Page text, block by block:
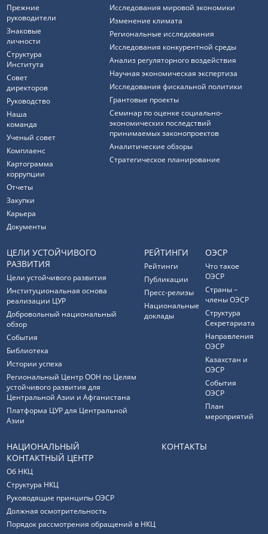
Прежние
руководители
Знаковые
личности
Структура
Института
Совет
директоров
Руководство
Наша
команда
Ученый совет
Комплаенс
Картограмма
коррупции
Отчеты
Закупки
Карьера
Документы
Исследования мировой экономики
Изменение климата
Региональные исследования
Исследования конкурентной среды
Анализ регуляторного воздействия
Научная экономическая экспертиза
Исследования фискальной политики
Грантовые проекты
Семинар по оценке социально-
экономических последствий
принимаемых законопроектов
Аналитические обзоры
Стратегическое планирование
ЦЕЛИ УСТОЙЧИВОГО
РАЗВИТИЯ
Цели устойчивого развития
Институциональная основа
реализации ЦУР
Добровольный национальный
обзор
События
Библиотека
Истории успеха
Региональный Центр ООН по Целям
устойчивого развития для
Центральной Азии и Афганистана
Платформа ЦУР для Центральной
Азии
РЕЙТИНГИ
Рейтинги
Публикации
Пресс-релизы
Национальные
доклады
ОЭСР
Что такое
ОЭСР
Страны –
члены ОЭСР
Структура
Секретариата
Направления
ОЭСР
Казахстан и
ОЭСР
События
ОЭСР
План
мероприятий
НАЦИОНАЛЬНЫЙ
КОНТАКТНЫЙ ЦЕНТР
Об НКЦ
Структура НКЦ
Руководящие принципы ОЭСР
Должная осмотрительность
Порядок рассмотрения обращений в НКЦ
КОНТАКТЫ